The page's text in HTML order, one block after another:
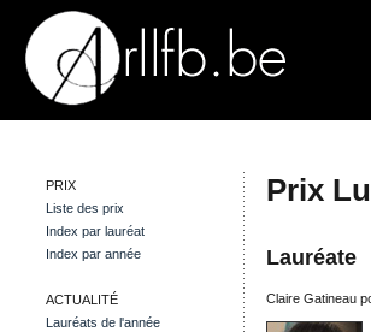
PRIX
Liste des prix
Index par lauréat
Index par année
ACTUALITÉ
Lauréats de l'année
Prix
Lauréate
Claire Gatineau